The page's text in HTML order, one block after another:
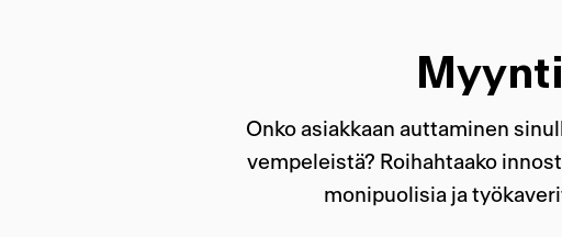
Onko asiakkaan auttaminen
vempeleistä? Roihahtaako
monipuolisia ja